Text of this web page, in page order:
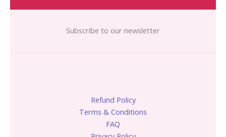
Subscribe to our newsletter
Refund Policy
Terms & Conditions
FAQ